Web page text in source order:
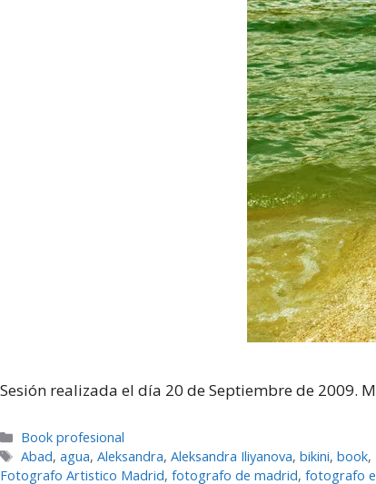
Sesión realizada el día 20 de Septiembre de 2009.
Categorías
Book profesional
Etiquetas
Abad,agua,Aleksandra,Aleksandra Iliyanova,bikini,book,
Fotografo Artistico Madrid, fotografo de madrid, fotografo